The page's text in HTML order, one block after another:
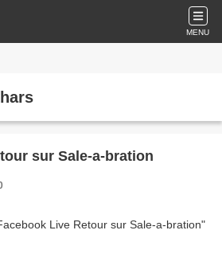
MENU
sur Sale-a-bration